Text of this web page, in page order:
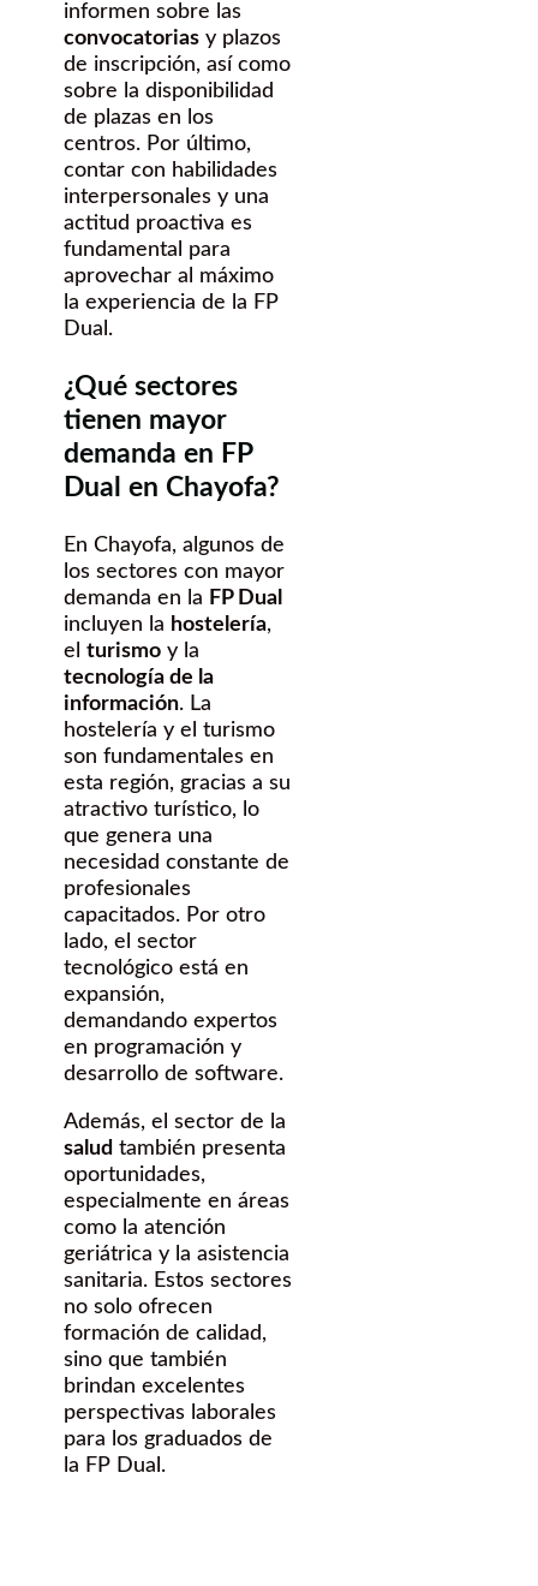
informen sobre las
convocatorias y plazos
de inscripción, así como
sobre la disponibilidad
de plazas en los
centros. Por último,
contar con habilidades
interpersonales y una
actitud proactiva es
fundamental para
aprovechar al máximo
la experiencia de la FP
Dual.
¿Qué sectores
tienen mayor
demanda en FP
Dual en Chayofa?
En Chayofa, algunos de
los sectores con mayor
demanda en la FP Dual
incluyen la hostelería,
el turismo y la
tecnología de la
información. La
hostelería y el turismo
son fundamentales en
esta región, gracias a su
atractivo turístico, lo
que genera una
necesidad constante de
profesionales
capacitados. Por otro
lado, el sector
tecnológico está en
expansión,
demandando expertos
en programación y
desarrollo de software.
Además, el sector de la
salud también presenta
oportunidades,
especialmente en áreas
como la atención
geriátrica y la asistencia
sanitaria. Estos sectores
no solo ofrecen
formación de calidad,
sino que también
brindan excelentes
perspectivas laborales
para los graduados de
la FP Dual.